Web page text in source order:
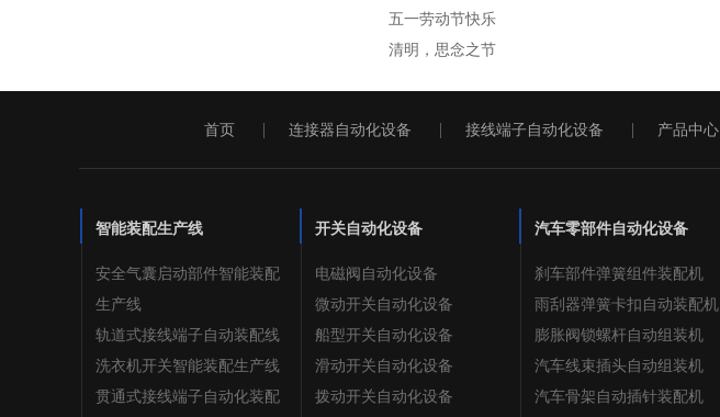
五一劳动节快乐
清明，思念之节
首页 连接器自动化设备 接线端子自动化设备 产品中心
智能装配生产线
安全气囊启动部件智能装配
生产线
轨道式接线端子自动装配线
洗衣机开关智能装配生产线
贯通式接线端子自动化装配
开关自动化设备
电磁阀自动化设备
微动开关自动化设备
船型开关自动化设备
滑动开关自动化设备
拨动开关自动化设备
汽车零部件自动化设备
刹车部件弹簧组件装配机
雨刮器弹簧卡扣自动装配机
膨胀阀锁螺杆自动组装机
汽车线束插头自动组装机
汽车骨架自动插针装配机